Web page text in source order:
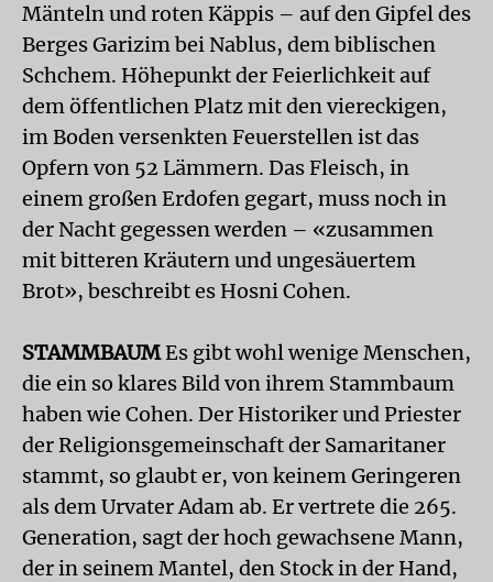
Mänteln und roten Käppis – auf den Gipfel des
Berges Garizim bei Nablus, dem biblischen
Schchem. Höhepunkt der Feierlichkeit auf
dem öffentlichen Platz mit den viereckigen,
im Boden versenkten Feuerstellen ist das
Opfern von 52 Lämmern. Das Fleisch, in
einem großen Erdofen gegart, muss noch in
der Nacht gegessen werden – «zusammen
mit bitteren Kräutern und ungesäuertem
Brot», beschreibt es Hosni Cohen.
STAMMBAUMEs gibt wohl wenige Menschen,
die ein so klares Bild von ihrem Stammbaum
haben wie Cohen. Der Historiker und Priester
der Religionsgemeinschaft der Samaritaner
stammt, so glaubt er, von keinem Geringeren
als dem Urvater Adam ab. Er vertrete die 265.
Generation, sagt der hoch gewachsene Mann,
der in seinem Mantel, den Stock in der Hand,